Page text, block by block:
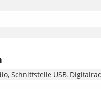
Schnittstelle USB,